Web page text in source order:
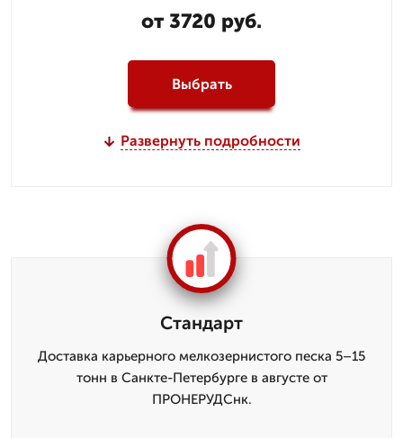
от 3720 руб.
Выбрать
Развернуть подробности
Стандарт
Доставка карьерного мелкозернистого песка 5–15
тонн в Санкте-Петербурге в августе от
ПРОНЕРУДСнк.